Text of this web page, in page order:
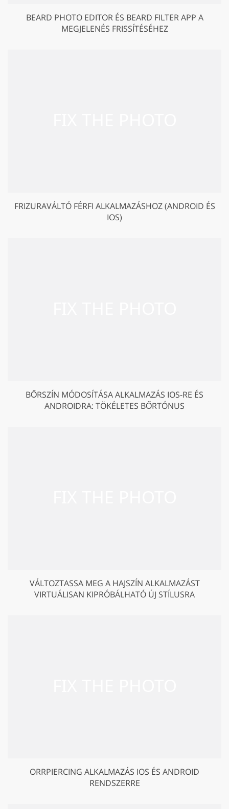
BEARD PHOTO EDITOR ÉS BEARD FILTER APP A
MEGJELENÉS FRISSÍTÉSÉHEZ
FRIZURAVÁLTÓ FÉRFI ALKALMAZÁSHOZ (ANDROID ÉS
IOS)
BŐRSZÍN MÓDOSÍTÁSA ALKALMAZÁS IOS-RE ÉS
ANDROIDRA: TÖKÉLETES BŐRTÓNUS
VÁLTOZTASSA MEG A HAJSZÍN ALKALMAZÁST
VIRTUÁLISAN KIPRÓBÁLHATÓ ÚJ STÍLUSRA
ORRPIERCING ALKALMAZÁS IOS ÉS ANDROID
RENDSZERRE